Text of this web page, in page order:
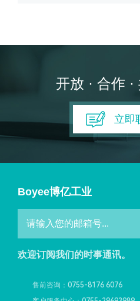
开放 · 合作 ·
立即
Boyee博亿工业
欢迎订阅我们的时事通讯。
售前咨询：0755-8176 6076